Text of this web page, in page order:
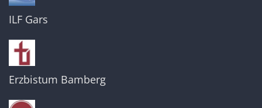
ILF Gars
Erzbistum Bamberg